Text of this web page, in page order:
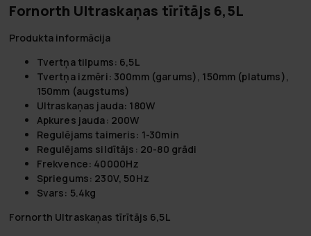
Fornorth Ultraskaņas tīrītājs 6,5L
Produkta informācija
Tvertņa tilpums: 6,5L
Tvertņa izmēri: 300mm (garums), 150mm (platums),
150mm (augstums)
Ultraskaņas jauda: 180W
Apkures jauda: 200W
Regulējams taimeris: 1-30min
Regulējams sildītājs: 20-80 grādi
Frekvence: 40000Hz
Spriegums: 230V, 50Hz
Svars: 5.4kg
Fornorth Ultraskaņas tīrītājs 6,5L